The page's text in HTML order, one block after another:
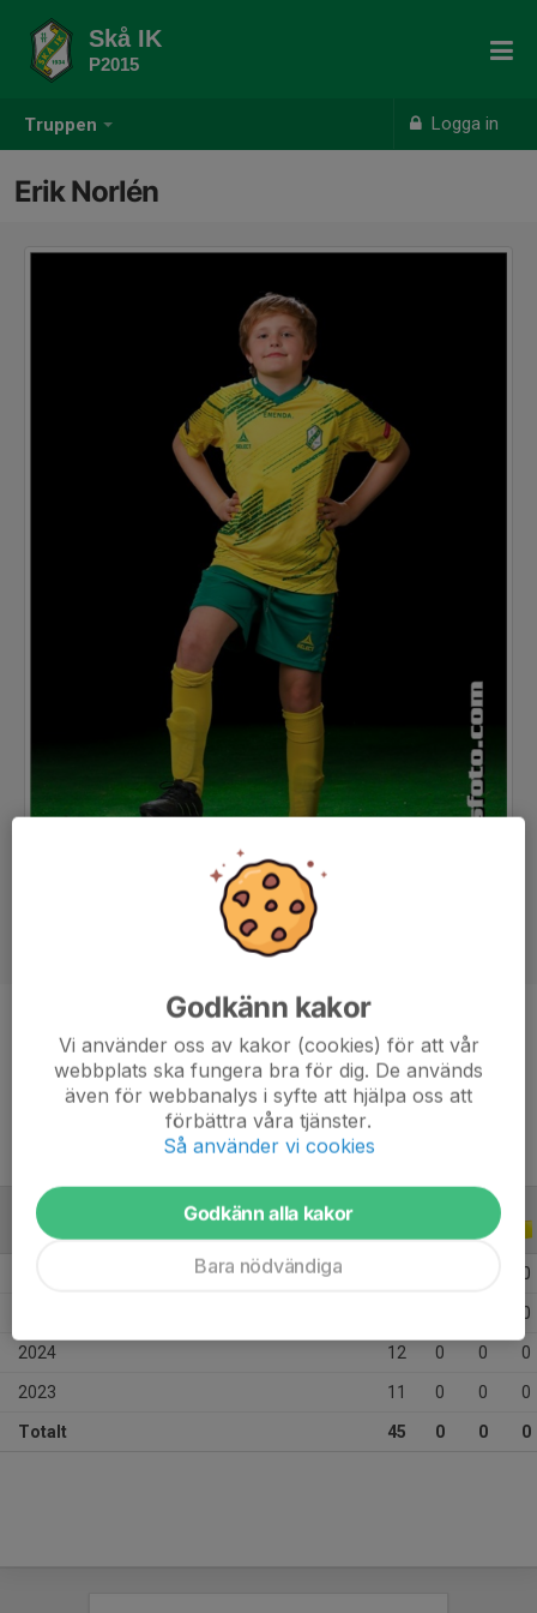
Truppen Logga in
Skå IK
P2015
Erik Norlén
Position
Ålder
10 år
ALLA SERIER
0
0
2024 12 0 0 0
2023 11 0 0 0
Totalt 45 0 0 0
Godkänn kakor
Vi använder oss av kakor (cookies) för att vår
webbplats ska fungera bra för dig. De används
även för webbanalys i syfte att hjälpa oss att
förbättra våra tjänster.
Så använder vi cookies
Godkänn alla kakor
Bara nödvändiga